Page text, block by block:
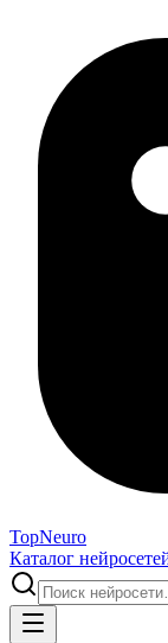
TopNeuro
Каталог